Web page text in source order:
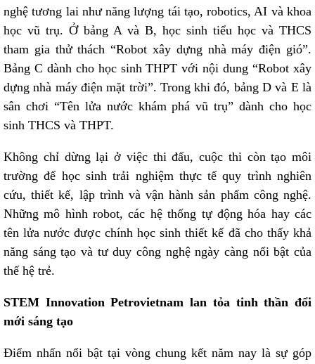
nghệ tương lai như năng lượng tái tạo, robotics, AI và khoa
học vũ trụ. Ở bảng A và B, học sinh tiểu học và THCS
tham gia thử thách “Robot xây dựng nhà máy điện gió”.
Bảng C dành cho học sinh THPT với nội dung “Robot xây
dựng nhà máy điện mặt trời”. Trong khi đó, bảng D và E là
sân chơi “Tên lửa nước khám phá vũ trụ” dành cho học
sinh THCS và THPT.
Không chỉ dừng lại ở việc thi đấu, cuộc thi còn tạo môi
trường để học sinh trải nghiệm thực tế quy trình nghiên
cứu, thiết kế, lập trình và vận hành sản phẩm công nghệ.
Những mô hình robot, các hệ thống tự động hóa hay các
tên lửa nước được chính học sinh thiết kế đã cho thấy khả
năng sáng tạo và tư duy công nghệ ngày càng nổi bật của
thế hệ trẻ.
STEM Innovation Petrovietnam lan tỏa tinh thần đổi
mới sáng tạo
Điểm nhấn nổi bật tại vòng chung kết năm nay là sự góp